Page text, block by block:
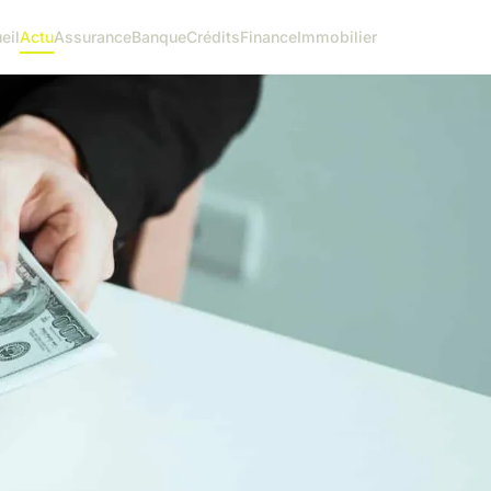
ActuAssuranceBanqueCréditsFinanceImmobilier